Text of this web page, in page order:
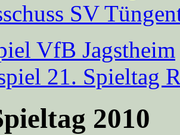
SV
VfB Jagstheim
21. Spieltag
2010